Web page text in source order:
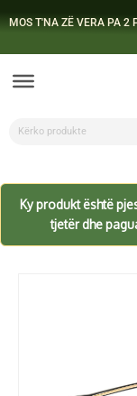
toMOS T'NA ZË VERA PA 2
Search
Ky produkt është
tjetër dhe